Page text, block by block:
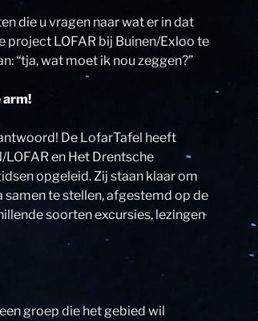
die u vragen naar wat er in dat
project LOFAR bij Buinen/Exloo te
“tja, wat moet ik nou zeggen?”
arm!
De LofarTafel heeft
LOFAR en Het Drentsche
opgeleid. Zij staan klaar om
te stellen, afgestemd op de
soorten excursies, lezingen
groep die het gebied wil